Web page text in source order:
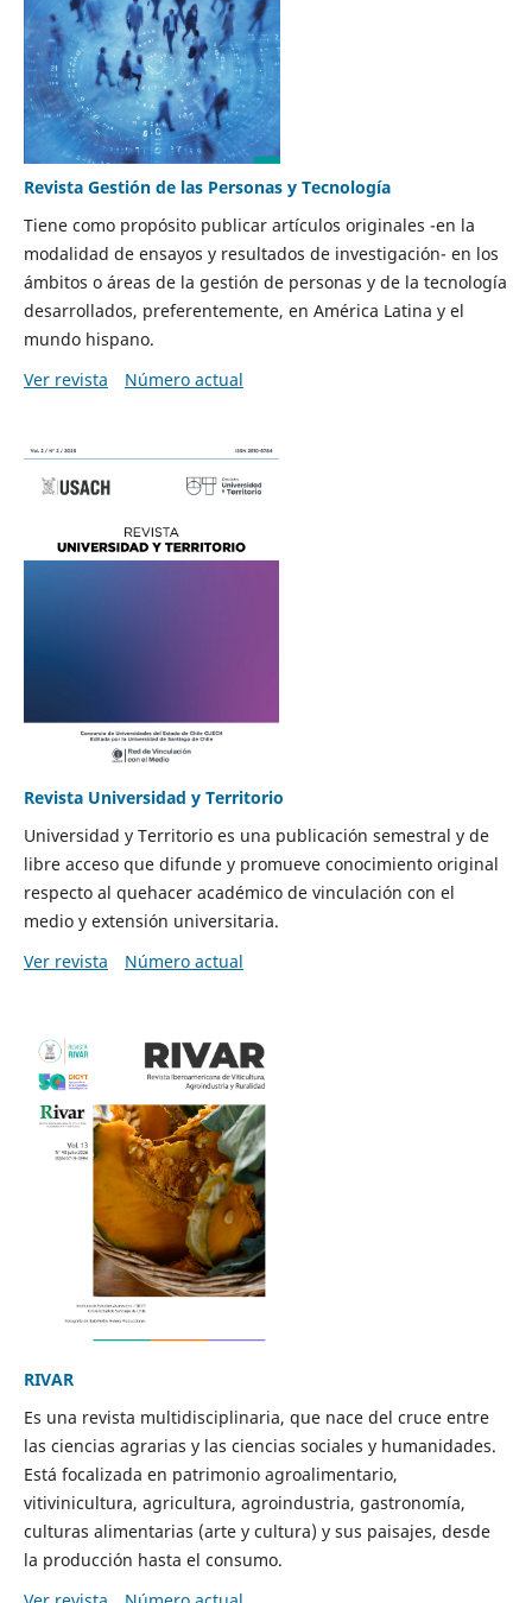
Revista Gestión de las Personas y Tecnología
Tiene como propósito publicar artículos originales -en la
modalidad de ensayos y resultados de investigación- en los
ámbitos o áreas de la gestión de personas y de la tecnología
desarrollados, preferentemente, en América Latina y el
mundo hispano.
Ver revista
Número actual
Revista Universidad y Territorio
Universidad y Territorio es una publicación semestral y de
libre acceso que difunde y promueve conocimiento original
respecto al quehacer académico de vinculación con el
medio y extensión universitaria.
Ver revista
Número actual
RIVAR
Es una revista multidisciplinaria, que nace del cruce entre
las ciencias agrarias y las ciencias sociales y humanidades.
Está focalizada en patrimonio agroalimentario,
vitivinicultura, agricultura, agroindustria, gastronomía,
culturas alimentarias (arte y cultura) y sus paisajes, desde
la producción hasta el consumo.